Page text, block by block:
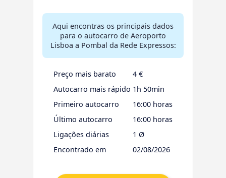
Aqui encontras os principais dados
para o autocarro de Aeroporto
Lisboa a Pombal da Rede Expressos:
Preço mais barato
4 €
Autocarro mais rápido 1h 50min
Primeiro autocarro
16:00 horas
Último autocarro
16:00 horas
Ligações diárias
1 Ø
Encontrado em
02/08/2026